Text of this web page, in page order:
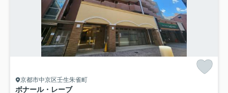
京都市中京区壬生朱雀町
ボナール・レーブ